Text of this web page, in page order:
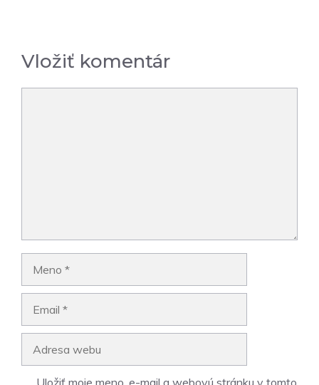
Vložiť komentár
Uložiť moje meno, e-mail a webovú stránku v tomto